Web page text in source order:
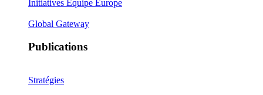
Initiatives Équipe Europe
Global Gateway
Publications
Stratégies